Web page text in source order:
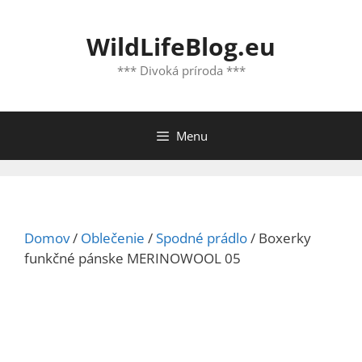
WildLifeBlog.eu
*** Divoká príroda ***
Menu
Domov/ Oblečenie /Spodné prádlo/ Boxerky
funkčné pánske MERINOWOOL 05